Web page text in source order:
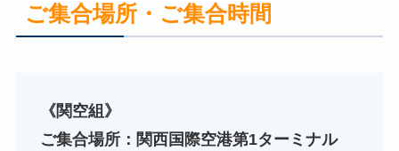
ご集合場所・ご集合時間
《関空組》
ご集合場所：関西国際空港第1ターミナル